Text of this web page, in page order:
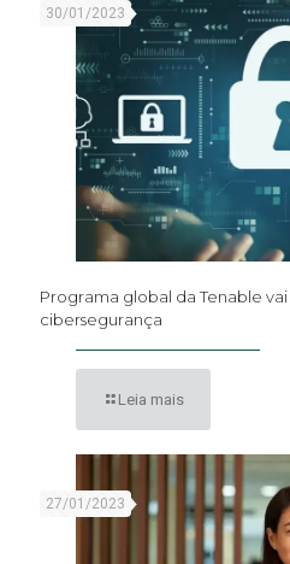
30/01/2023
Programa global da Tenable
cibersegurança
Leia mais
27/01/2023